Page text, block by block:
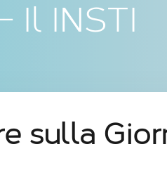
Il INSTI
sulla